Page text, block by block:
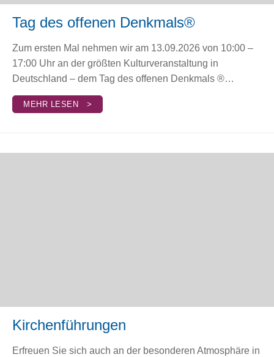
Tag des offenen Denkmals®
Zum ersten Mal nehmen wir am 13.09.2026 von 10:00 –
17:00 Uhr an der größten Kulturveranstaltung in
Deutschland – dem Tag des offenen Denkmals ®…
MEHR LESEN >
Kirchenführungen
Erfreuen Sie sich auch an der besonderen Atmosphäre in